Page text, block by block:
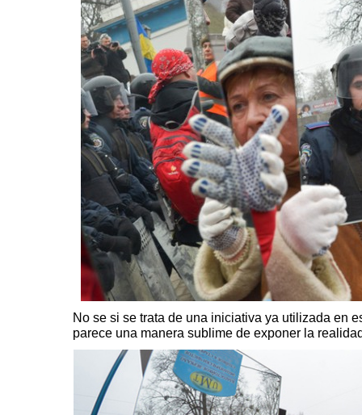
No se si se trata de una iniciativa ya utilizada en
parece una manera sublime de exponer la